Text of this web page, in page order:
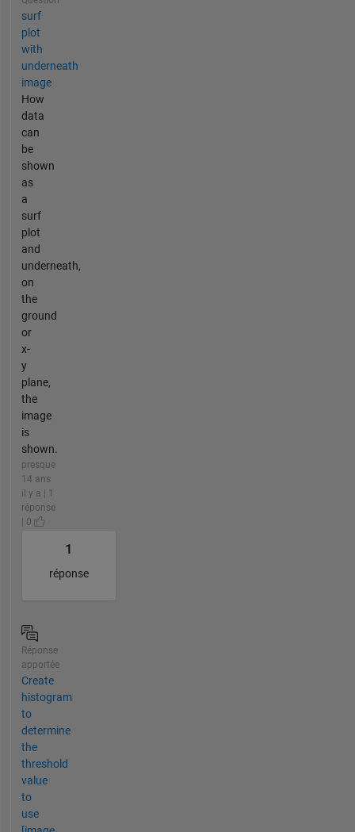
surf
plot
with
underneath
image
How
data
can
be
shown
as
a
surf
plot
and
underneath,
on
the
ground
or
x-
y
plane,
the
image
is
shown.
presque
14 ans
il y a | 1
réponse
| 0
1
réponse
Réponse
apportée
Create
histogram
to
determine
the
threshold
value
to
use